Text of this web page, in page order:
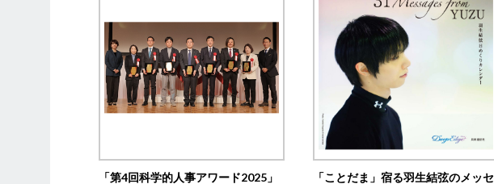
「第4回科学的人事アワード2025」
「ことだま」宿る羽生結弦のメッセ